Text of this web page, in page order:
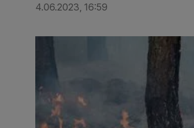
4.06.2023, 16:59